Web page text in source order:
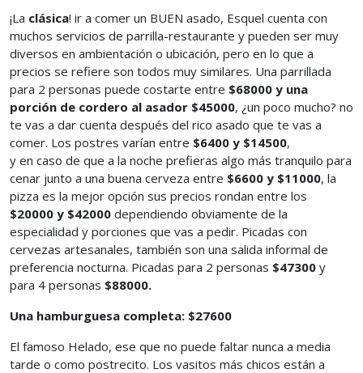
¡La clásica! ir a comer un BUEN asado, Esquel cuenta con
muchos servicios de parrilla-restaurante y pueden ser muy
diversos en ambientación o ubicación, pero en lo que a
precios se refiere son todos muy similares. Una parrillada
para 2 personas puede costarte entre $68000 y una
porción de cordero al asador $45000, ¿un poco mucho? no
te vas a dar cuenta después del rico asado que te vas a
comer. Los postres varían entre $6400 y $14500,
y en caso de que a la noche prefieras algo más tranquilo para
cenar junto a una buena cerveza entre $6600 y $11000, la
pizza es la mejor opción sus precios rondan entre los
$20000 y $42000 dependiendo obviamente de la
especialidad y porciones que vas a pedir. Picadas con
cervezas artesanales, también son una salida informal de
preferencia nocturna. Picadas para 2 personas $47300 y
para 4 personas $88000.
Una hamburguesa completa: $27600
El famoso Helado, ese que no puede faltar nunca a media
tarde o como postrecito. Los vasitos más chicos están a